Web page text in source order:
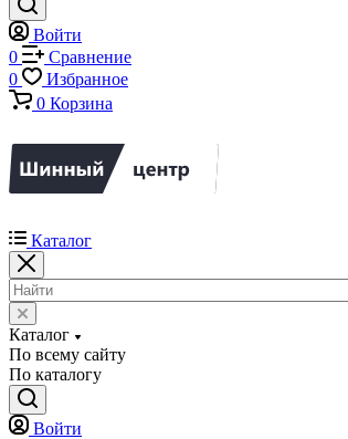
Войти
0
Сравнение
0
Избранное
0 Корзина
Каталог
Каталог
По всему сайту
По каталогу
Войти